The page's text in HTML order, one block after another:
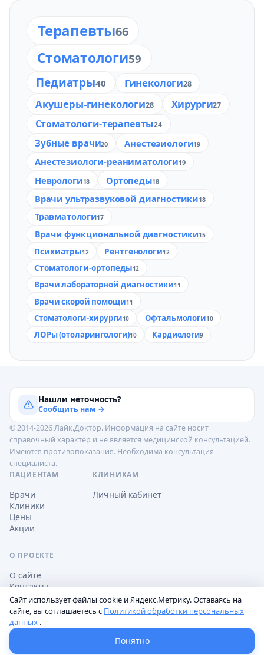
Терапевты66
Стоматологи59
Педиатры40 Гинекологи28
Акушеры-гинекологи28 Хирурги27
Стоматологи-терапевты24
Зубные врачи20 Анестезиологи19
Анестезиологи-реаниматологи19
Неврологи18 Ортопеды18
Врачи ультразвуковой диагностики18
Травматологи17
Врачи функциональной диагностики15
Психиатры12 Рентгенологи12
Стоматологи-ортопеды12
Врачи лабораторной диагностики11
Врачи скорой помощи11
Стоматологи-хирурги10 Офтальмологи10
ЛОРы (отоларингологи)10 Кардиологи9
Нашли неточность?
Сообщить нам →
© 2014-2026 Лайк.Доктор. Информация на сайте носит
справочный характер и не является медицинской консультацией.
Имеются противопоказания. Необходима консультация
специалиста.
ПАЦИЕНТАМ
Врачи
Клиники
Цены
Акции
КЛИНИКАМ
Личный кабинет
О ПРОЕКТЕ
О сайте
Контакты
Обработка персональных данных
Пользовательское соглашениеНастройки cookie
Сайт использует файлы cookie и Яндекс.Метрику. Оставаясь на
сайте, вы соглашаетесь с Политикой обработки персональных
данных .
Понятно